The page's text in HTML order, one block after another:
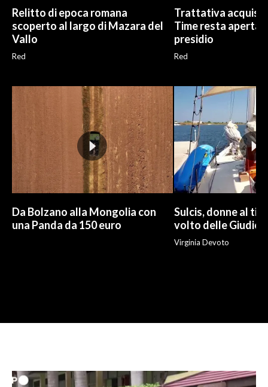
Relitto di epoca romana
scoperto al largo di Mazara del
Vallo
Red
Trattativa
Time resta aperta,
presidio
Red
Da Bolzano alla Mongolia con
una Panda da 150 euro
Sulcis, donne al
volto delle
Virginia Devoto